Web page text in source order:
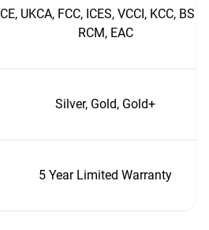
CE, UKCA, FCC, ICES, VCCI, KCC,
RCM, EAC
Silver, Gold, Gold+
5 Year Limited Warranty